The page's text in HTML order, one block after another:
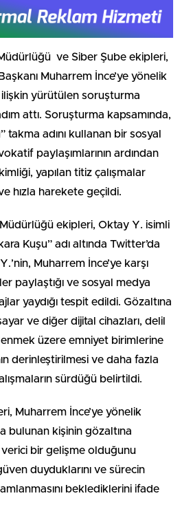
ve Siber Şube ekipleri,
Muharrem İnce’ye yönelik
yürütülen soruşturma
attı. Soruşturma kapsamında,
takma adını kullanan bir sosyal
paylaşımlarının ardından
yapılan titiz çalışmalar
hızla harekete geçildi.
ekipleri, Oktay Y. isimli
Kuşu” adı altında Twitter’da
Muharrem İnce’ye karşı
paylaştığı ve sosyal medya
yaydığı tespit edildi. Gözaltına
ve diğer dijital cihazları, delil
üzere emniyet birimlerine
derinleştirilmesi ve daha fazla
sürdüğü belirtildi.
Muharrem İnce’ye yönelik
bulunan kişinin gözaltına
verici bir gelişme olduğunu
duyduklarını ve sürecin
beklediklerini ifade